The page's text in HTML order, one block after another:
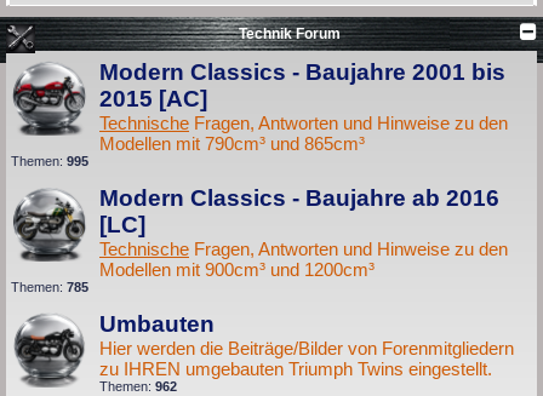
Technik Forum
Modern Classics - Baujahre 2001 bis
2015 [AC]
Technische Fragen, Antworten und Hinweise zu den
Modellen mit 790cm³ und 865cm³
Themen: 995
Modern Classics - Baujahre ab 2016
[LC]
Technische Fragen, Antworten und Hinweise zu den
Modellen mit 900cm³ und 1200cm³
Themen: 785
Umbauten
Hier werden die Beiträge/Bilder von Forenmitgliedern
zu IHREN umgebauten Triumph Twins eingestellt.
Themen: 962